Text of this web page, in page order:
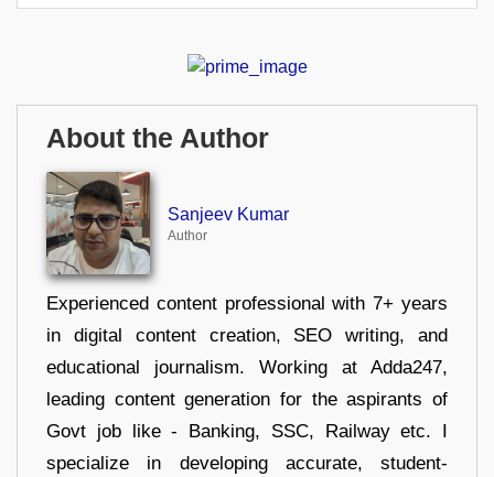
About the Author
Sanjeev Kumar
Author
Experienced content professional with 7+ years
in digital content creation, SEO writing, and
educational journalism. Working at Adda247,
leading content generation for the aspirants of
Govt job like - Banking, SSC, Railway etc. I
specialize in developing accurate, student-